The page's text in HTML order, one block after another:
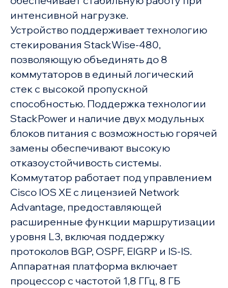
интенсивной нагрузке.
Устройство поддерживает технологию
стекирования StackWise-480,
позволяющую объединять до 8
коммутаторов в единый логический
стек с высокой пропускной
способностью. Поддержка технологии
StackPower и наличие двух модульных
блоков питания с возможностью горячей
замены обеспечивают высокую
отказоустойчивость системы.
Коммутатор работает под управлением
Cisco IOS XE с лицензией Network
Advantage, предоставляющей
расширенные функции маршрутизации
уровня L3, включая поддержку
протоколов BGP, OSPF, EIGRP и IS-IS.
Аппаратная платформа включает
процессор с частотой 1,8 ГГц, 8 ГБ